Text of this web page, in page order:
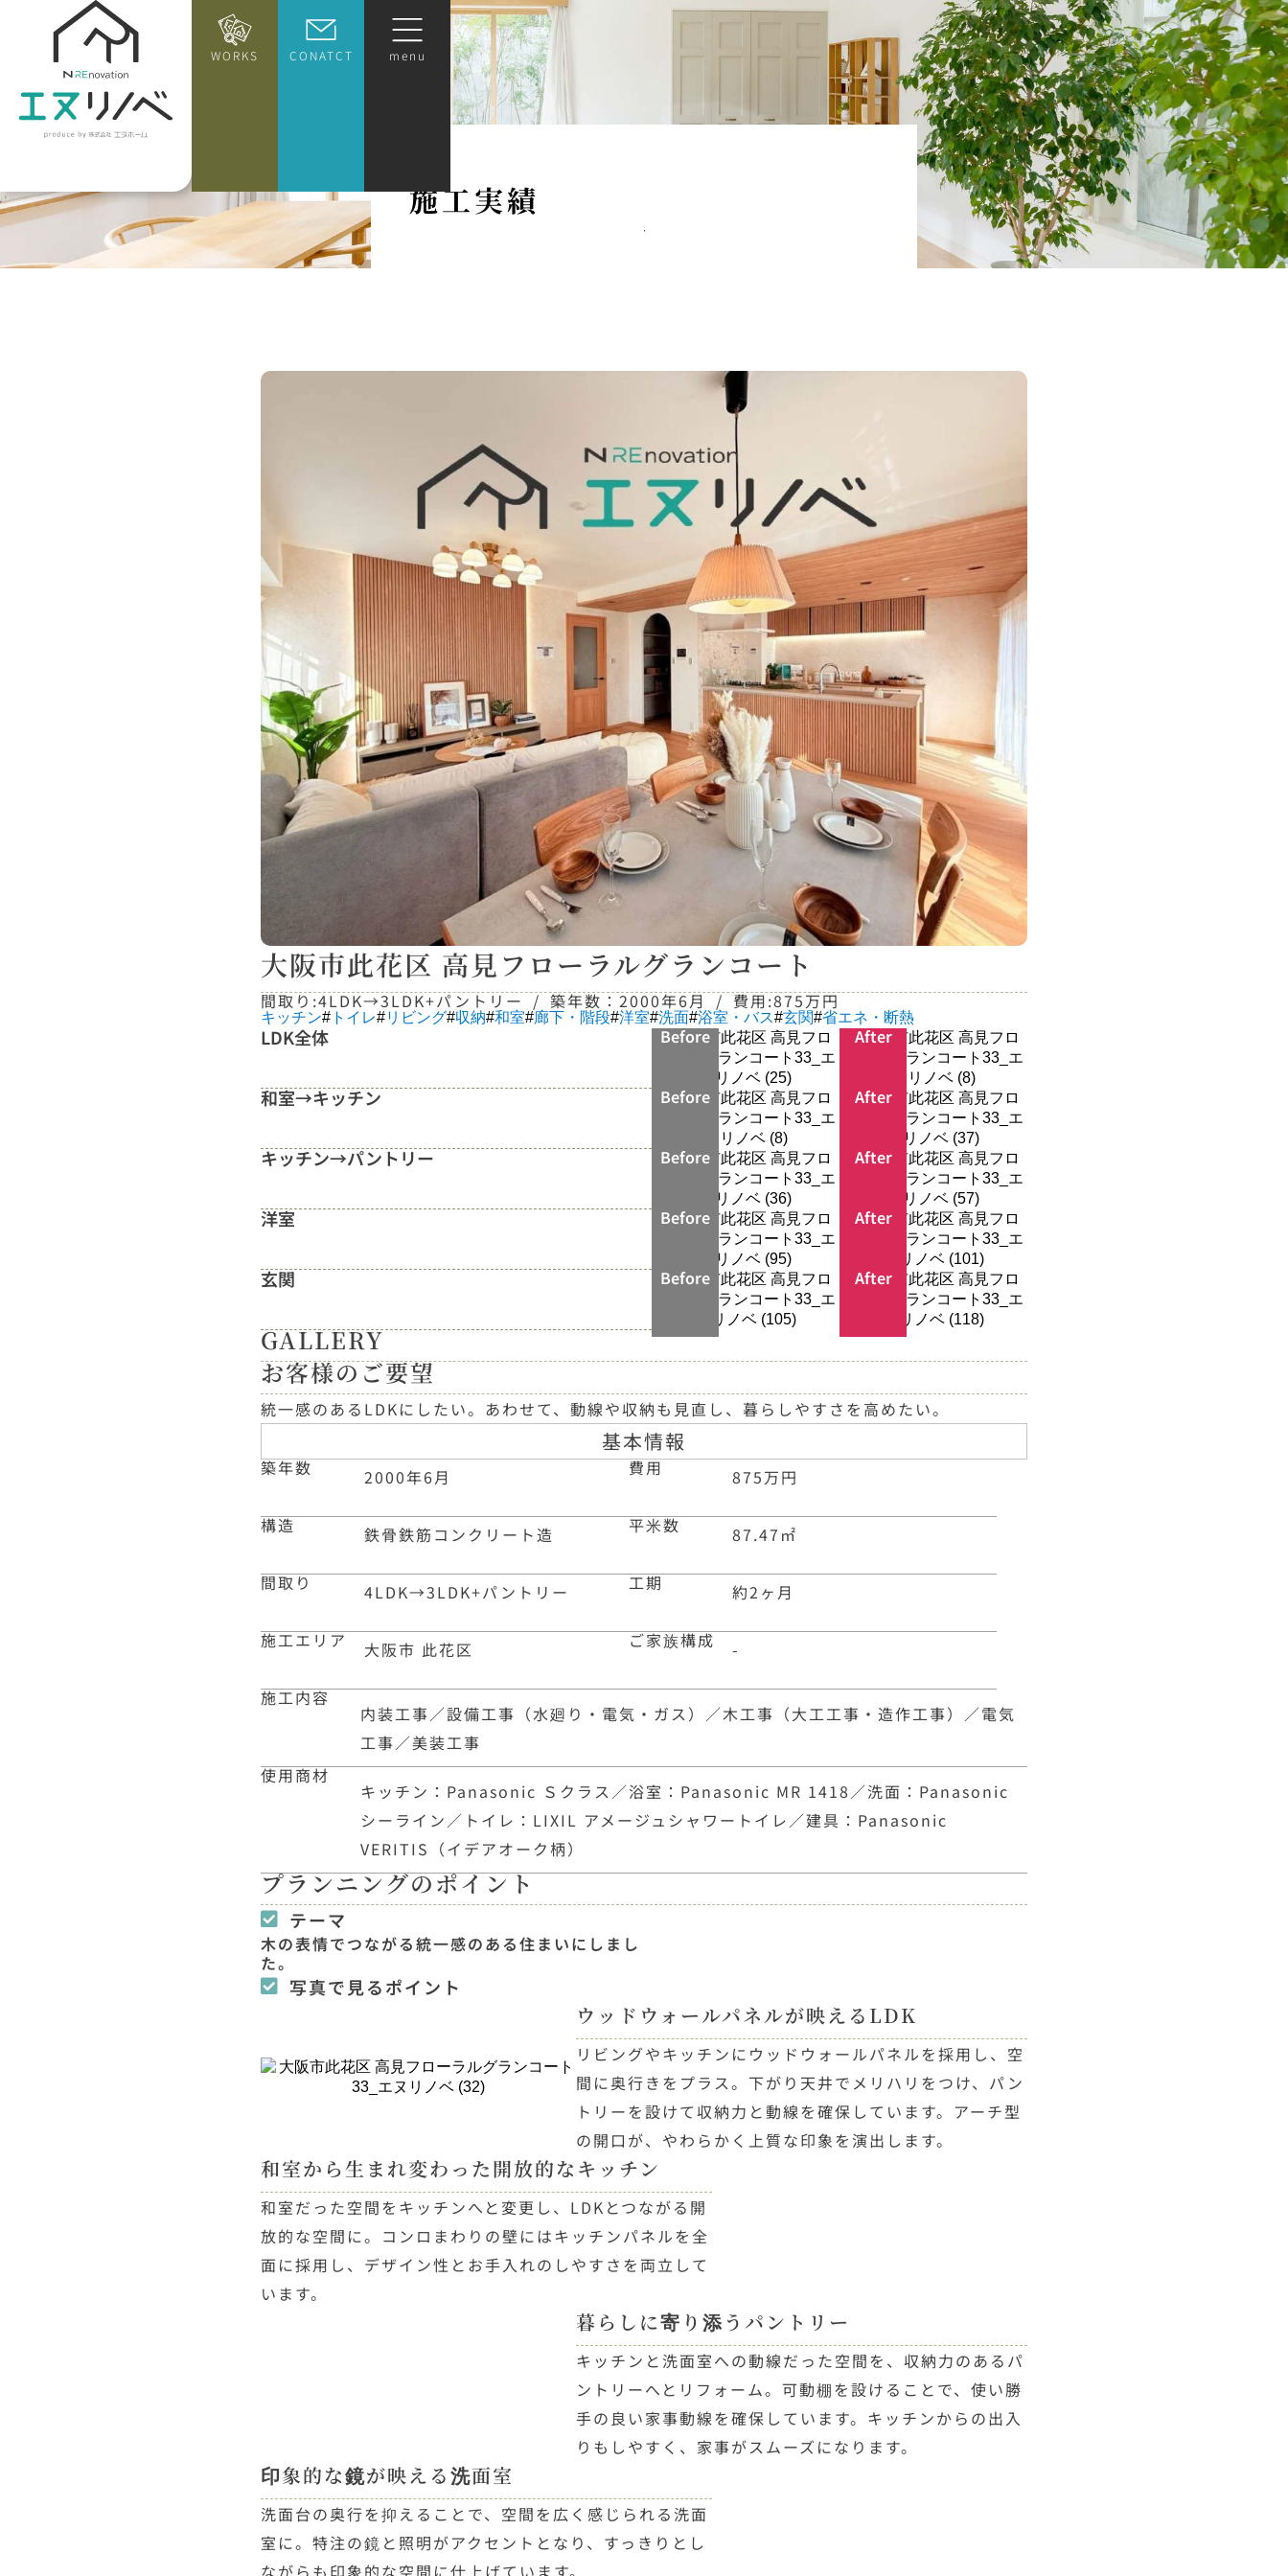
WORKS CONATCT menu
施工実績
大阪市此花区 高見フローラルグランコート
間取り:4LDK→3LDK+パントリー / 築年数：2000年6月 / 費用:875万円
キッチン# トイレ#リビング#収納#和室#廊下・階段#洋室#洗面#浴室・バス#玄関#省エネ・断熱
LDK全体 Before After
和室→キッチン Before After
キッチン→パントリー Before After
洋室 Before After
玄関 Before After
GALLERY
お客様のご要望
統一感のあるLDKにしたい。あわせて、動線や収納も見直し、暮らしやすさを高めたい。
基本情報
築年数 2000年6月 費用 875万円
構造 鉄骨鉄筋コンクリート造 平米数 87.47 ㎡
間取り 4LDK→3LDK+パントリー 工期 約2ヶ月
施工エリア 大阪市 此花区 ご家族構成 -
施工内容
内装工事／設備工事（水廻り・電気・ガス）／木工事（大工工事・造作工事）／電気
工事／美装工事
使用商材
キッチン：Panasonic Ｓクラス／浴室：Panasonic MR 1418／洗面：Panasonic
シーライン／トイレ：LIXIL アメージュシャワートイレ／建具：Panasonic
VERITIS（イデアオーク柄）
プランニングのポイント
テーマ
木の表情でつながる統一感のある住まいにしまし
た。
写真で見るポイント
ウッドウォールパネルが映えるLDK
リビングやキッチンにウッドウォールパネルを採用し、空
間に奥行きをプラス。下がり天井でメリハリをつけ、パン
トリーを設けて収納力と動線を確保しています。アーチ型
の開口が、やわらかく上質な印象を演出します。
和室から生まれ変わった開放的なキッチン
和室だった空間をキッチンへと変更し、LDKとつながる開
放的な空間に。コンロまわりの壁にはキッチンパネルを全
面に採用し、デザイン性とお手入れのしやすさを両立して
います。
暮らしに寄り添うパントリー
キッチンと洗面室への動線だった空間を、収納力のあるパ
ントリーへとリフォーム。可動棚を設けることで、使い勝
手の良い家事動線を確保しています。キッチンからの出入
りもしやすく、家事がスムーズになります。
印象的な鏡が映える洗面室
洗面台の奥行を抑えることで、空間を広く感じられる洗面
室に。特注の鏡と照明がアクセントとなり、すっきりとし
ながらも印象的な空間に仕上げています。